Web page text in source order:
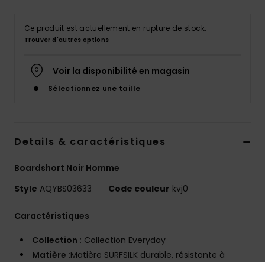
Ce produit est actuellement en rupture de stock.
Trouver d'autres options
Voir la disponibilité en magasin
Sélectionnez une taille
Details & caractéristiques
Boardshort Noir Homme
Style AQYBS03633 Code couleur kvj0
Caractéristiques
Collection : Collection Everyday
Matière :Matière SURFSILK durable, résistante à